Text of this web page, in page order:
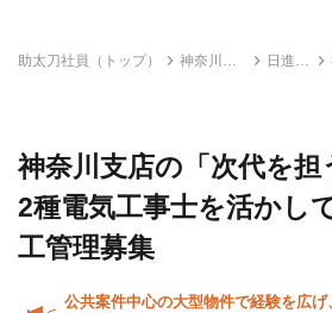
助太刀社員（トップ）
神奈川の
日進電
神奈川支店の「次代を担
2種電気工事士を活かし
工管理募集
公共案件中心の大型物件で経験を広